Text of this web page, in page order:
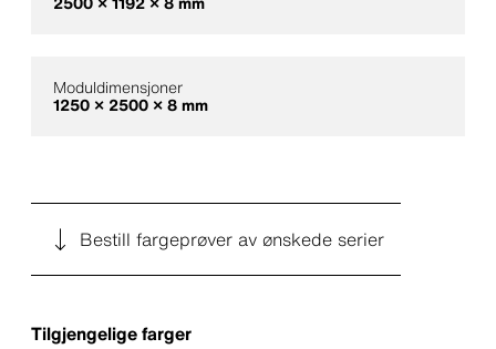
Moduldimensjoner
1250 × 2500 × 8 mm
Bestill fargeprøver av ønskede serier
Tilgjengelige farger